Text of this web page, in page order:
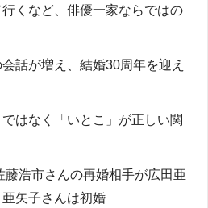
くなど、俳優一家ならではの
話が増え、結婚30周年を迎え
はなく「いとこ」が正しい関
藤浩市さんの再婚相手が広田亜
矢子さんは初婚